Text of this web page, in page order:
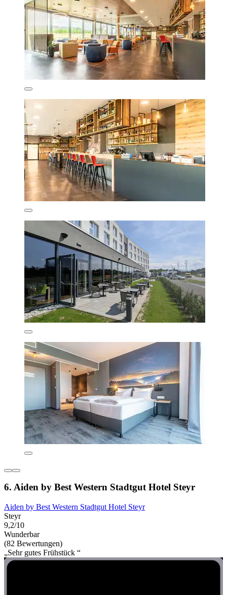
6. Aiden by Best Western Stadtgut Hotel Steyr
Aiden by Best Western Stadtgut Hotel Steyr
Steyr
9,2/10
Wunderbar
(82 Bewertungen)
„Sehr gutes Frühstück “